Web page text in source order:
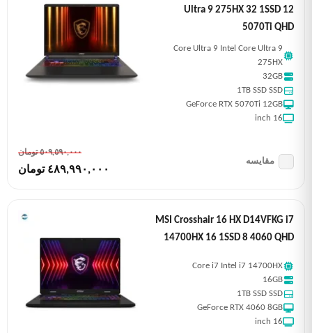
Ultra 9 275HX 32 1SSD 12
5070Ti QHD
Core Ultra 9 Intel Core Ultra 9
275HX
32GB
1TB SSD SSD
GeForce RTX 5070Ti 12GB
16 inch
٥٠٩,٥٩٠,٠٠٠ تومان
٤٨٩,٩٩٠,٠٠٠ تومان
مقایسه
MSI Crosshair 16 HX D14VFKG i7
14700HX 16 1SSD 8 4060 QHD
Core i7 Intel i7 14700HX
16GB
1TB SSD SSD
GeForce RTX 4060 8GB
16 inch